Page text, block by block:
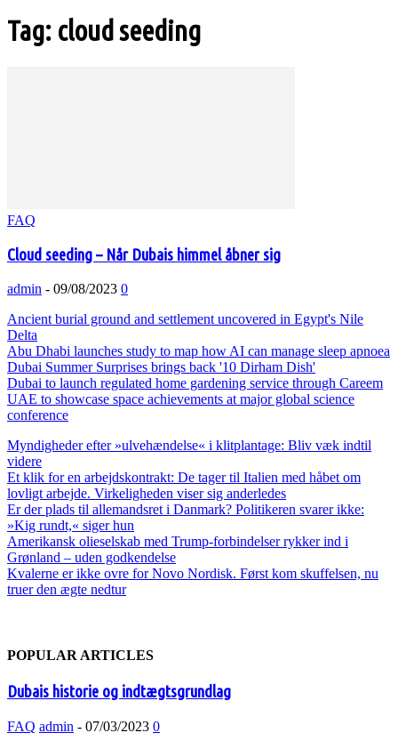
Tag: cloud seeding
FAQ
Cloud seeding – Når Dubais himmel åbner sig
admin - 09/08/2023 0
Ancient burial ground and settlement uncovered in Egypt's Nile
Delta
Abu Dhabi launches study to map how AI can manage sleep apnoea
Dubai Summer Surprises brings back '10 Dirham Dish'
Dubai to launch regulated home gardening service through Careem
UAE to showcase space achievements at major global science
conference
Myndigheder efter »ulvehændelse« i klitplantage: Bliv væk indtil
videre
Et klik for en arbejdskontrakt: De tager til Italien med håbet om
lovligt arbejde. Virkeligheden viser sig anderledes
Er der plads til allemandsret i Danmark? Politikeren svarer ikke:
»Kig rundt,« siger hun
Amerikansk olieselskab med Trump-forbindelser rykker ind i
Grønland – uden godkendelse
Kvalerne er ikke ovre for Novo Nordisk. Først kom skuffelsen, nu
truer den ægte nedtur
POPULAR ARTICLES
Dubais historie og indtægtsgrundlag
FAQ admin - 07/03/2023 0